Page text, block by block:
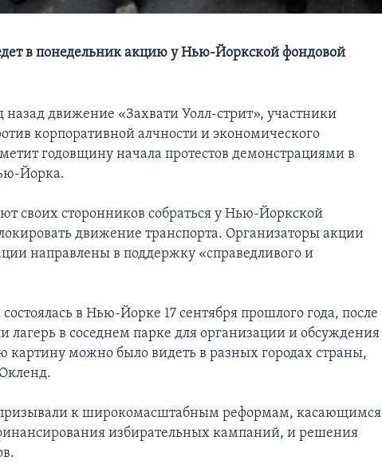
в понедельник акцию у Нью-Йоркской фондовой
движение «Захвати Уолл-стрит», участники
корпоративной алчности и экономического
годовщину начала протестов демонстрациями в
Йорка.
своих сторонников собраться у Нью-Йоркской
движение транспорта. Организаторы акции
направлены в поддержку «справедливого и
в Нью-Йорке 17 сентября прошлого года, после
лагерь в соседнем парке для организации и обсуждения
картину можно было видеть в разных городах страны,
к широкомасштабным реформам, касающимся
избирательных кампаний, и решения